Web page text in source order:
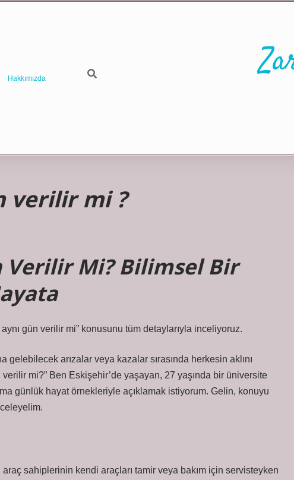
Hakkımızda
verilir mi ?
Verilir Mi? Bilimsel Bir
gün verilir mi” konusunu tüm detaylarıyla inceliyoruz.
arızalar veya kazalar sırasında herkesin aklını
mi?” Ben Eskişehir’de yaşayan, 27 yaşında bir üniversite
günlük hayat örnekleriyle açıklamak istiyorum. Gelin, konuyu
sahiplerinin kendi araçları tamir veya bakım için servisteyken